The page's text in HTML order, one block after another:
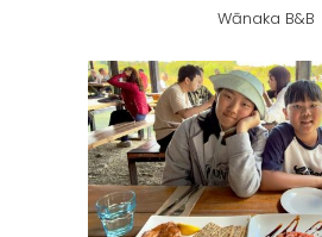
Wānaka B&B